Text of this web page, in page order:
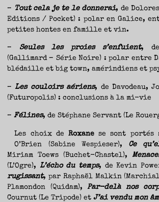
– Tout cela je te le donnerai, de
Editions / Pocket) : polar en Galice,
petites hontes en famille et vin.
– Seules les proies s’enfuient,
(Gallimard – Série Noire) : polar entre
blédaille et big town, amérindiens et
–Les couloirs aériens, de Davodeau,
(Futuropolis) : conclusions à la mi-vie
–Félines, de Stéphane Servant (Le
Les choix deRoxane se sont portés
O’Brien (Sabine Wespieser), Ce
Miriam Toews (Buchet-Chastel),
(L’Ogre),L’écho du temps, de Kevin
rugissant, par Raphaël Malkin
Plamondon (Quidam),Par-delà nos
Cournut (Le Tripode) etJ’ai vendu mon